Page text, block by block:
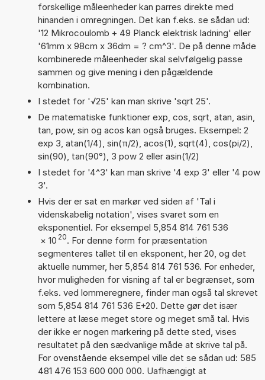
forskellige måleenheder kan parres direkte med
hinanden i omregningen. Det kan f.eks. se sådan ud:
'12 Mikrocoulomb + 49 Planck elektrisk ladning' eller
'61mm x 98cm x 36dm = ? cm^3'. De på denne måde
kombinerede måleenheder skal selvfølgelig passe
sammen og give mening i den pågældende
kombination.
I stedet for '√25' kan man skrive 'sqrt 25'.
De matematiske funktioner exp, cos, sqrt, atan, asin,
tan, pow, sin og acos kan også bruges. Eksempel: 2
exp 3, atan(1/4), sin(π/2), acos(1), sqrt(4), cos(pi/2),
sin(90), tan(90°), 3 pow 2 eller asin(1/2)
I stedet for '4^3' kan man skrive '4 exp 3' eller '4 pow
3'.
Hvis der er sat en markør ved siden af 'Tal i
videnskabelig notation', vises svaret som en
eksponentiel. For eksempel 5,854 814 761 536
× 10 20. For denne form for præsentation
segmenteres tallet til en eksponent, her 20, og det
aktuelle nummer, her 5,854 814 761 536. For enheder,
hvor muligheden for visning af tal er begrænset, som
f.eks. ved lommeregnere, finder man også tal skrevet
som 5,854 814 761 536 E+20. Dette gør det især
lettere at læse meget store og meget små tal. Hvis
der ikke er nogen markering på dette sted, vises
resultatet på den sædvanlige måde at skrive tal på.
For ovenstående eksempel ville det se sådan ud: 585
481 476 153 600 000 000. Uafhængigt at